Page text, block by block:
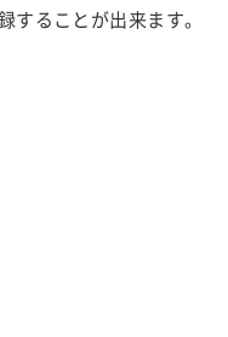
することが出来ます。